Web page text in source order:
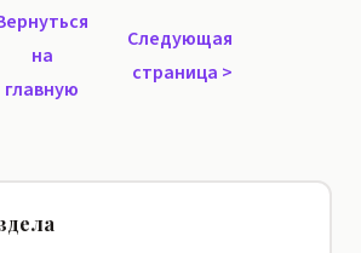
на
главную
Следующая
страница >